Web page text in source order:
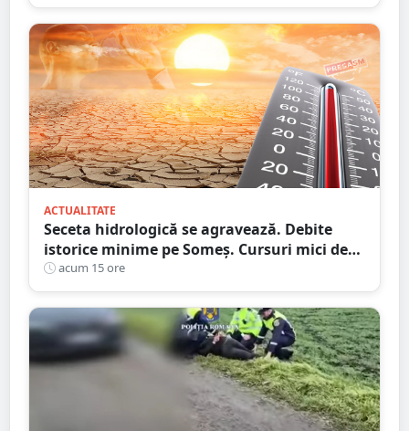
ACTUALITATE
Seceta hidrologică se agravează. Debite
istorice minime pe Someș. Cursuri mici de
ape au secat
acum 15 ore